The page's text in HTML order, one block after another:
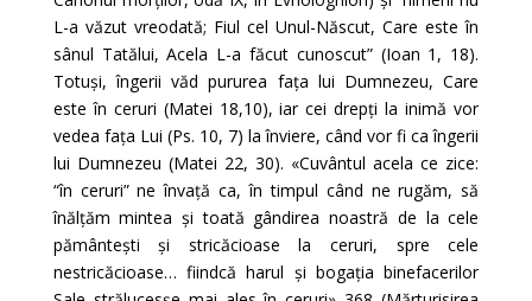
L-a văzut vreodată; Fiul cel Unul-Născut, Care este în
sânul Tatălui, Acela L-a făcut cunoscut” (Ioan 1, 18).
Totuși, îngerii văd pururea fața lui Dumnezeu, Care
este în ceruri (Matei 18,10), iar cei drepți la inimă vor
vedea fața Lui (Ps. 10, 7) la înviere, când vor fi ca îngerii
lui Dumnezeu (Matei 22, 30). «Cuvântul acela ce zice:
“în ceruri” ne învață ca, în timpul când ne rugăm, să
înălțăm mintea și toată gândirea noastră de la cele
pământești și stricăcioase la ceruri, spre cele
nestricăcioase… fiindcă harul și bogația binefacerilor